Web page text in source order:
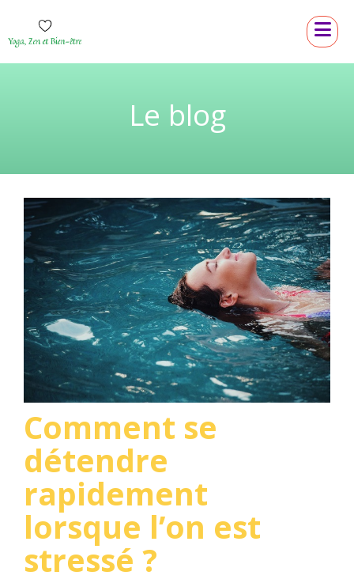
Le blog
Comment se
détendre
rapidement
lorsque l’on est
stressé ?